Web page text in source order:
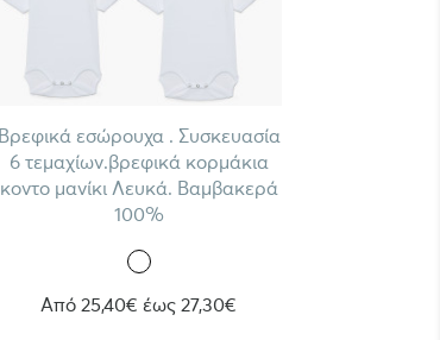
Βρεφικά εσώρουχα . Συσκευασία
6 τεμαχίων.βρεφικά κορμάκια
κοντο μανίκι Λευκά. Βαμβακερά
100%
Από 25,40€ έως 27,30€